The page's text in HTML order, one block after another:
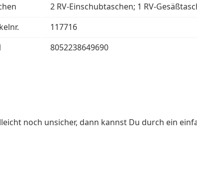
2 RV-Einschubtaschen; 1 RV-
117716
8052238649690
noch unsicher, dann kannst Du durch ein